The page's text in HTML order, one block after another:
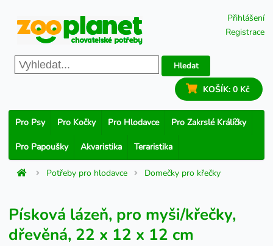
Přihlášení
Registrace
Hledat
KOŠÍK: 0 Kč
Pro Psy Pro Kočky Pro Hlodavce Pro Zakrslé Králíčky
Pro Papoušky Akvaristika Teraristika
Potřeby pro hlodavce Domečky pro křečky
Písková lázeň, pro myši/křečky,
dřevěná, 22 x 12 x 12 cm